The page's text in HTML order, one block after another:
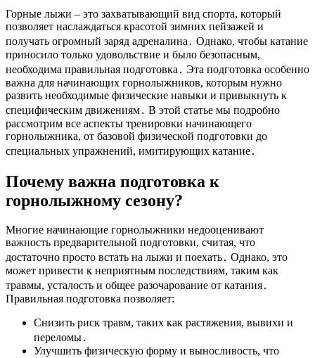
Горные лыжи – это захватывающий вид спорта, который
позволяет наслаждаться красотой зимних пейзажей и
получать огромный заряд адреналина․ Однако, чтобы катание
приносило только удовольствие и было безопасным,
необходима правильная подготовка․ Эта подготовка особенно
важна для начинающих горнолыжников, которым нужно
развить необходимые физические навыки и привыкнуть к
специфическим движениям․ В этой статье мы подробно
рассмотрим все аспекты тренировки начинающего
горнолыжника, от базовой физической подготовки до
специальных упражнений, имитирующих катание․
Почему важна подготовка к
горнолыжному сезону?
Многие начинающие горнолыжники недооценивают
важность предварительной подготовки, считая, что
достаточно просто встать на лыжи и поехать․ Однако, это
может привести к неприятным последствиям, таким как
травмы, усталость и общее разочарование от катания․
Правильная подготовка позволяет:
Снизить риск травм, таких как растяжения, вывихи и
переломы․
Улучшить физическую форму и выносливость, что